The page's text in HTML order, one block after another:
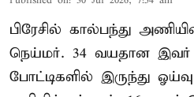
பிரேசில் கால்பந்து
நெய்மர். 34 வயதான இவர்
போட்டிகளில் இருந்து